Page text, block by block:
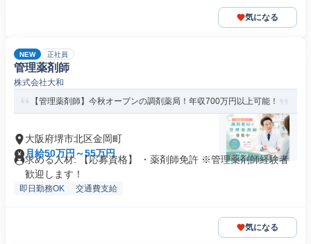
気になる
NEW 正社員
管理薬剤師
株式会社大和
【管理薬剤師】今秋オープンの調剤薬局！年収700万円以上可能！
大阪府堺市北区金岡町
月給50万円～55万円
求める人材: 【応募資格】 ・薬剤師免許 ※管理薬剤師経験者
歓迎します！
即日勤務OK 交通費支給
気になる